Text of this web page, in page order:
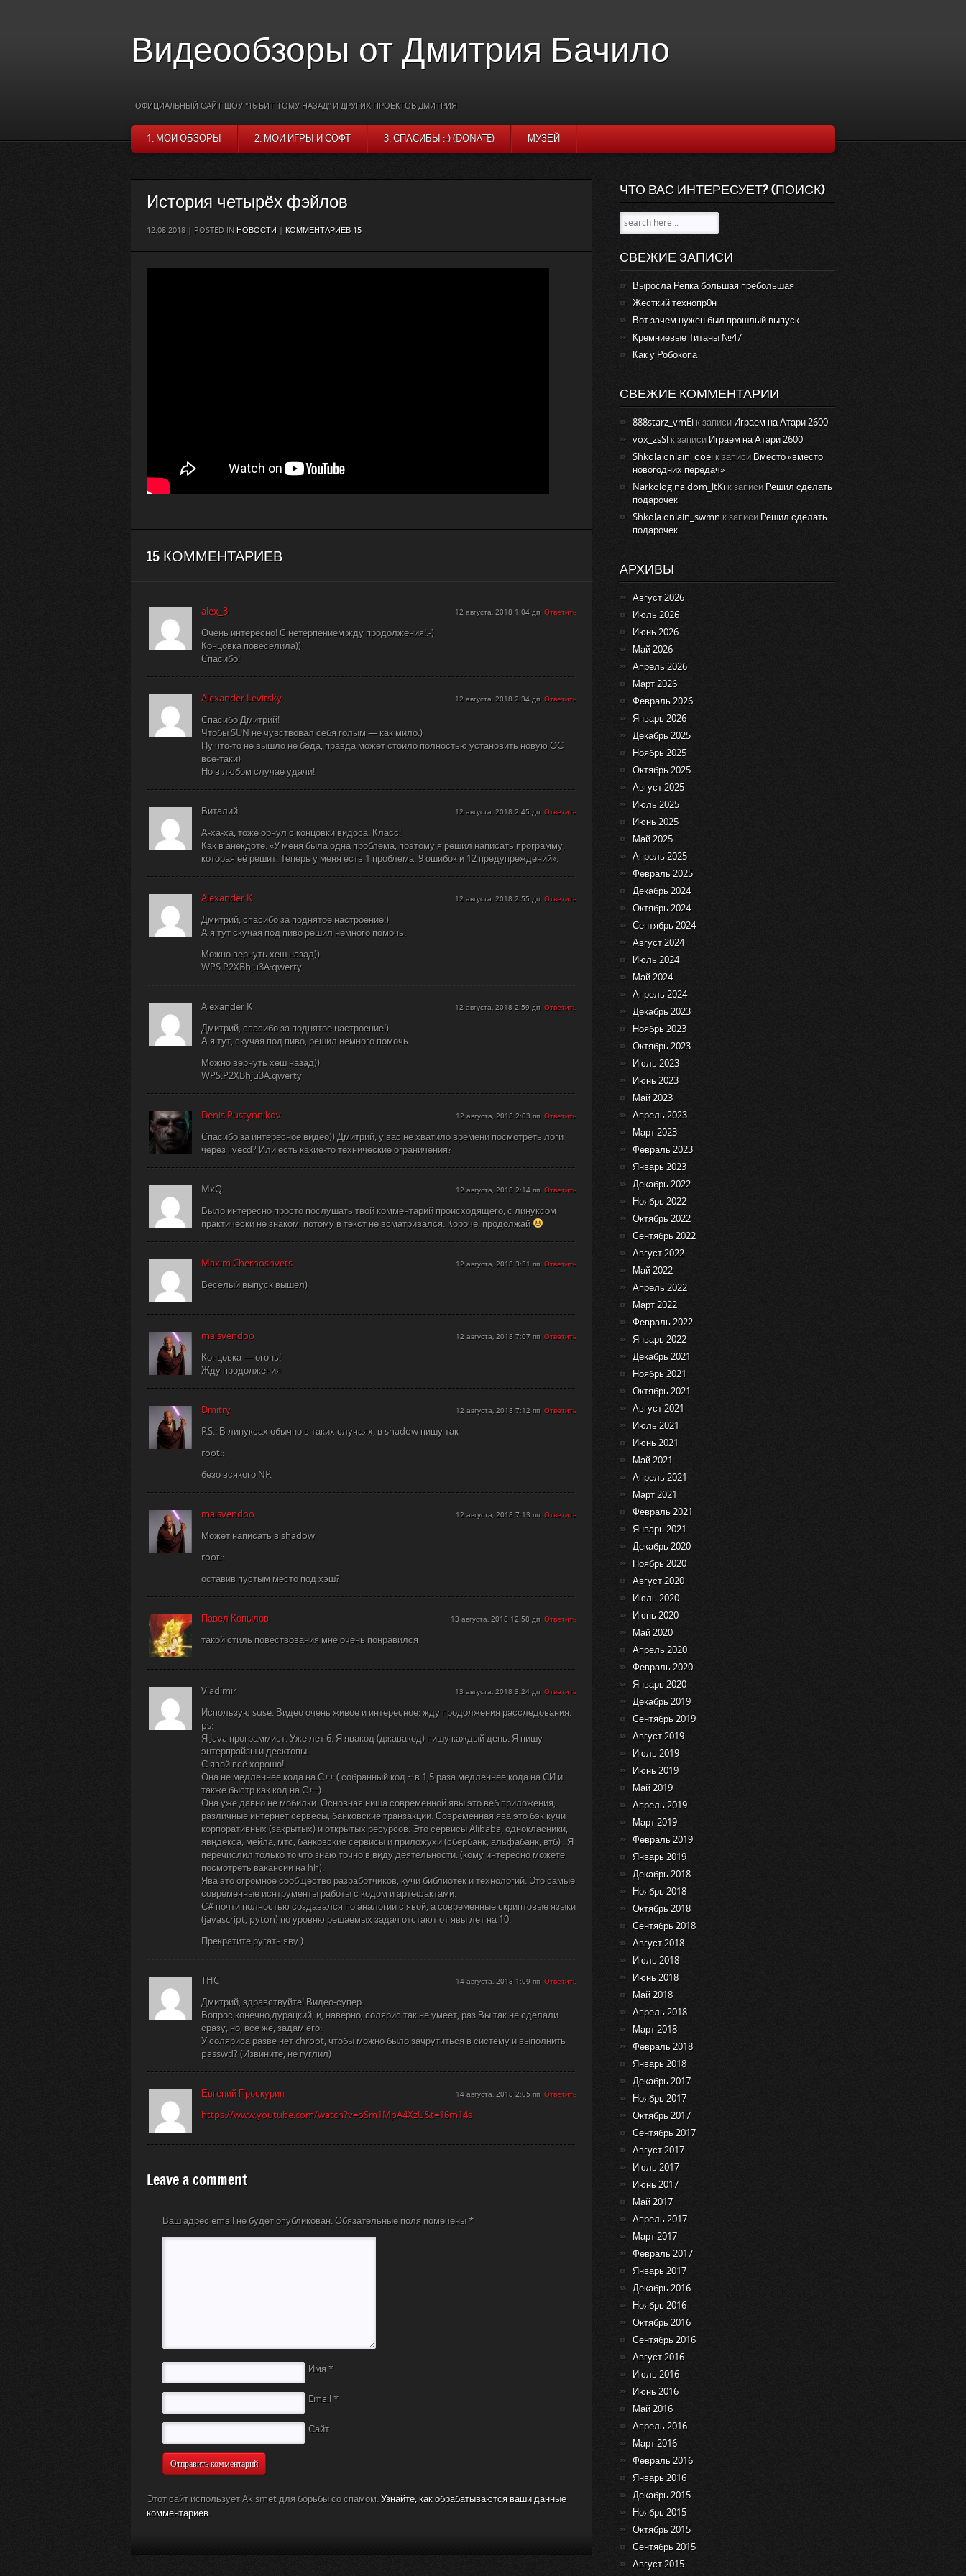
Видеообзоры от Дмитрия Бачило
ОФИЦИАЛЬНЫЙ САЙТ ШОУ "16 БИТ ТОМУ НАЗАД" И ДРУГИХ ПРОЕКТОВ ДМИТРИЯ
1. МОИ ОБЗОРЫ 2. МОИ ИГРЫ И СОФТ 3. СПАСИБЫ :-) (DONATE) МУЗЕЙ
История четырёх фэйлов
12.08.2018 | POSTED IN НОВОСТИ | КОММЕНТАРИЕВ 15
15 КОММЕНТАРИЕВ
alex_3 12 августа, 2018 1:04 дп Ответить
Очень интересно! С нетерпением жду продолжения!:-)
Концовка повеселила))
Спасибо!
Alexander Levitsky 12 августа, 2018 2:34 дп Ответить
Спасибо Дмитрий!
Чтобы SUN не чувствовал себя голым — как мило:)
Ну что-то не вышло не беда, правда может стоило полностью установить новую ОС
все-таки)
Но в любом случае удачи!
Виталий 12 августа, 2018 2:45 дп Ответить
А-ха-ха, тоже орнул с концовки видоса. Класс!
Как в анекдоте: «У меня была одна проблема, поэтому я решил написать программу,
которая её решит. Теперь у меня есть 1 проблема, 9 ошибок и 12 предупреждений».
Alexander K 12 августа, 2018 2:55 дп Ответить
Дмитрий, спасибо за поднятое настроение!)
А я тут скучая под пиво решил немного помочь.
Можно вернуть хеш назад))
WPS.P2XBhju3A:qwerty
Alexander K 12 августа, 2018 2:59 дп Ответить
Дмитрий, спасибо за поднятое настроение!)
А я тут, скучая под пиво, решил немного помочь
Можно вернуть хеш назад))
WPS.P2XBhju3A:qwerty
Denis Pustynnikov 12 августа, 2018 2:03 пп Ответить
Спасибо за интересное видео)) Дмитрий, у вас не хватило времени посмотреть логи
через livecd? Или есть какие-то технические ограничения?
MxQ 12 августа, 2018 2:14 пп Ответить
Было интересно просто послушать твой комментарий происходящего, с линуксом
практически не знаком, потому в текст не всматривался. Короче, продолжай
Maxim Chernoshvets 12 августа, 2018 3:31 пп Ответить
Весёлый выпуск вышел)
maisvendoo 12 августа, 2018 7:07 пп Ответить
Концовка — огонь!
Жду продолжения
Dmitry 12 августа, 2018 7:12 пп Ответить
P.S.: В линуксах обычно в таких случаях, в shadow пишу так
root::
безо всякого NP.
maisvendoo 12 августа, 2018 7:13 пп Ответить
Может написать в shadow
root::
оставив пустым место под хэш?
Павел Копылов 13 августа, 2018 12:58 дп Ответить
такой стиль повествования мне очень понравился
Vladimir 13 августа, 2018 3:24 дп Ответить
Использую suse. Видео очень живое и интересное: жду продолжения расследования.
ps:
Я Java программист. Уже лет 6. Я явакод (джавакод) пишу каждый день. Я пишу
энтерпрайзы и десктопы.
С явой всё хорошо!
Она не медленнее кода на С++ ( собранный код ~ в 1,5 раза медленнее кода на СИ и
также быстр как код на С++).
Она уже давно не мобилки. Основная ниша современной явы это веб приложения,
различные интернет сервесы, банковские транзакции. Современная ява это бэк кучи
корпоративных (закрытых) и открытых ресурсов. Это сервисы Alibaba, однокласники,
явндекса, мейла, мтс, банковские сервисы и приложухи (сбербанк, альфабанк, втб) . Я
перечислил только то что знаю точно в виду деятельности. (кому интересно можете
посмотреть вакансии на hh).
Ява это огромное сообщество разработчиков, кучи библиотек и технологий. Это самые
современные иснтрументы работы с кодом и артефактами.
С# почти полностью создавался по аналогии с явой, а современные скриптовые языки
(javascript, pyton) по уровню решаемых задач отстают от явы лет на 10.
Прекратите ругать яву )
THC 14 августа, 2018 1:09 пп Ответить
Дмитрий, здравствуйте! Видео-супер.
Вопрос,конечно,дурацкий, и, наверно, солярис так не умеет, раз Вы так не сделали
сразу, но, все же, задам его:
У соляриса разве нет chroot, чтобы можно было зачрутиться в систему и выполнить
passwd? (Извините, не гуглил)
Евгений Проскурин 14 августа, 2018 2:05 пп Ответить
https://www.youtube.com/watch?v=oSm1MpA4XzU&t=16m14s
Leave a comment
Ваш адрес email не будет опубликован. Обязательные поля помечены *
Имя *
Email *
Сайт
Этот сайт использует Akismet для борьбы со спамом. Узнайте, как обрабатываются ваши данные
комментариев.
ЧТО ВАС ИНТЕРЕСУЕТ? (ПОИСК)
СВЕЖИЕ ЗАПИСИ
Выросла Репка большая пребольшая
Жесткий технопр0н
Вот зачем нужен был прошлый выпуск
Кремниевые Титаны №47
Как у Робокопа
СВЕЖИЕ КОММЕНТАРИИ
888starz_vmEi к записи Играем на Атари 2600
vox_zsSl к записи Играем на Атари 2600
Shkola onlain_ooei к записи Вместо «вместо
новогодних передач»
Narkolog na dom_ltKi к записи Решил сделать
подарочек
Shkola onlain_swmn к записи Решил сделать
подарочек
АРХИВЫ
Август 2026
Июль 2026
Июнь 2026
Май 2026
Апрель 2026
Март 2026
Февраль 2026
Январь 2026
Декабрь 2025
Ноябрь 2025
Октябрь 2025
Август 2025
Июль 2025
Июнь 2025
Май 2025
Апрель 2025
Февраль 2025
Декабрь 2024
Октябрь 2024
Сентябрь 2024
Август 2024
Июль 2024
Май 2024
Апрель 2024
Декабрь 2023
Ноябрь 2023
Октябрь 2023
Июль 2023
Июнь 2023
Май 2023
Апрель 2023
Март 2023
Февраль 2023
Январь 2023
Декабрь 2022
Ноябрь 2022
Октябрь 2022
Сентябрь 2022
Август 2022
Май 2022
Апрель 2022
Март 2022
Февраль 2022
Январь 2022
Декабрь 2021
Ноябрь 2021
Октябрь 2021
Август 2021
Июль 2021
Июнь 2021
Май 2021
Апрель 2021
Март 2021
Февраль 2021
Январь 2021
Декабрь 2020
Ноябрь 2020
Август 2020
Июль 2020
Июнь 2020
Май 2020
Апрель 2020
Февраль 2020
Январь 2020
Декабрь 2019
Сентябрь 2019
Август 2019
Июль 2019
Июнь 2019
Май 2019
Апрель 2019
Март 2019
Февраль 2019
Январь 2019
Декабрь 2018
Ноябрь 2018
Октябрь 2018
Сентябрь 2018
Август 2018
Июль 2018
Июнь 2018
Май 2018
Апрель 2018
Март 2018
Февраль 2018
Январь 2018
Декабрь 2017
Ноябрь 2017
Октябрь 2017
Сентябрь 2017
Август 2017
Июль 2017
Июнь 2017
Май 2017
Апрель 2017
Март 2017
Февраль 2017
Январь 2017
Декабрь 2016
Ноябрь 2016
Октябрь 2016
Сентябрь 2016
Август 2016
Июль 2016
Июнь 2016
Май 2016
Апрель 2016
Март 2016
Февраль 2016
Январь 2016
Декабрь 2015
Ноябрь 2015
Октябрь 2015
Сентябрь 2015
Август 2015